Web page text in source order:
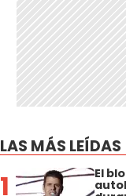
LAS MÁS LEÍDAS
1 El